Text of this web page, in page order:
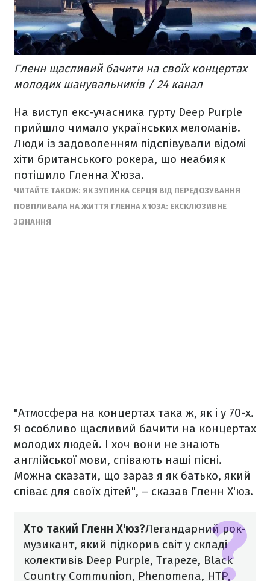
Гленн щасливий бачити на своїх концертах
молодих шанувальників / 24 канал
На виступ екс-учасника гурту Deep Purple
прийшло чимало українських меломанів.
Люди із задоволенням підспівували відомі
хіти британського рокера, що неабияк
потішило Гленна Х'юза.
ЧИТАЙТЕ ТАКОЖ: ЯК ЗУПИНКА СЕРЦЯ ВІД ПЕРЕДОЗУВАННЯ
ПОВПЛИВАЛА НА ЖИТТЯ ГЛЕННА Х'ЮЗА: ЕКСКЛЮЗИВНЕ
ЗІЗНАННЯ
"Атмосфера на концертах така ж, як і у 70-х.
Я особливо щасливий бачити на концертах
молодих людей. І хоч вони не знають
англійської мови, співають наші пісні.
Можна сказати, що зараз я як батько, який
співає для своїх дітей", – сказав Гленн Х'юз.
Хто такий Гленн Х'юз?Легандарний рок-
музикант, який підкорив світ у складі
колективів Deep Purple, Trapeze, Black
Country Communion, Phenomena, HTP,